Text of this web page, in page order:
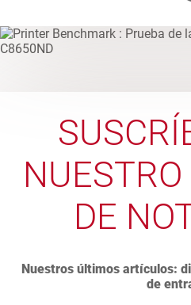
DE
Nuestros últimos artículos:
de